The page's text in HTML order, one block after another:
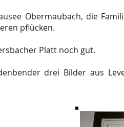
Obermaubach, die
pflücken.
Platt noch gut.
drei Bilder aus